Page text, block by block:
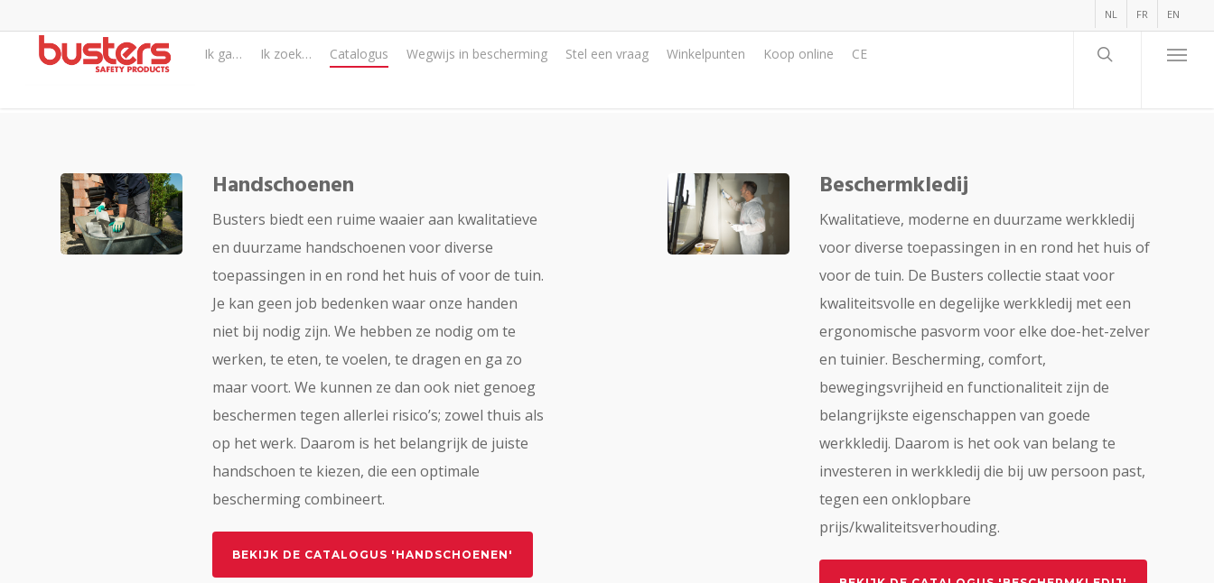
NL FR EN
Ik ga… Ik zoek… Catalogus Wegwijs in bescherming Stel een vraag Winkelpunten Koop online CE
Handschoenen
Busters biedt een ruime waaier aan kwalitatieve
en duurzame handschoenen voor diverse
toepassingen in en rond het huis of voor de tuin.
Je kan geen job bedenken waar onze handen
niet bij nodig zijn. We hebben ze nodig om te
werken, te eten, te voelen, te dragen en ga zo
maar voort. We kunnen ze dan ook niet genoeg
beschermen tegen allerlei risico’s; zowel thuis als
op het werk. Daarom is het belangrijk de juiste
handschoen te kiezen, die een optimale
bescherming combineert.
BEKIJK DE CATALOGUS 'HANDSCHOENEN'
Beschermkledij
Kwalitatieve, moderne en duurzame werkkledij
voor diverse toepassingen in en rond het huis of
voor de tuin. De Busters collectie staat voor
kwaliteitsvolle en degelijke werkkledij met een
ergonomische pasvorm voor elke doe-het-zelver
en tuinier. Bescherming, comfort,
bewegingsvrijheid en functionaliteit zijn de
belangrijkste eigenschappen van goede
werkkledij. Daarom is het ook van belang te
investeren in werkkledij die bij uw persoon past,
tegen een onklopbare
prijs/kwaliteitsverhouding.